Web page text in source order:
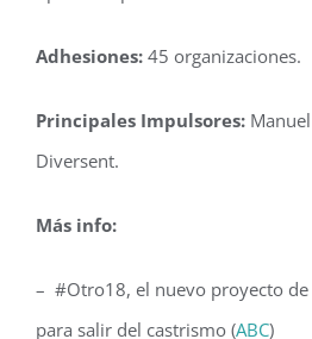
Adhesiones: 45 organizaciones.
Principales Impulsores:
Diversent.
Más info:
– #Otro18, el nuevo proyecto de
para salir del castrismo (ABC)